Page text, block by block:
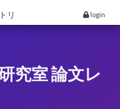
リ login
究室 論文レ